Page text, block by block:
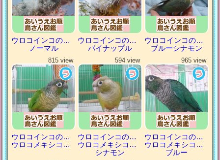
ウロコインコの仲間
ノーマル
ウロコインコの仲間
パイナップル
ウロコインコの仲間
ブルーシナモン
815 view
ウロコインコの仲間
ウロコメキシコインコ
594 view
ウロコインコの仲間
ウロコメキシコインコ
シナモン
965 view
ウロコインコの仲間
ウロコメキシコインコ
ブルー